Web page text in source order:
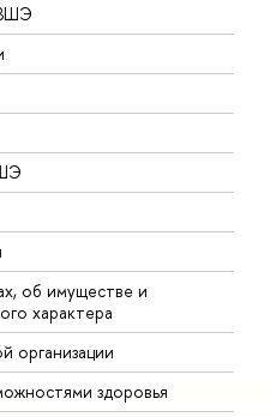
об имуществе и
характера
организации
здоровья